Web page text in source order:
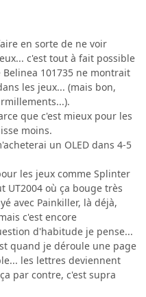
en sorte de ne voir
c'est tout à fait possible
101735 ne montrait
les jeux... (mais bon,
que c'est mieux pour les
moins.
un OLED dans 4-5
les jeux comme Splinter
UT2004 où ça bouge très
avec Painkiller, là déjà,
c'est encore
d'habitude je pense...
quand je déroule une page
les lettres deviennent
par contre, c'est supra